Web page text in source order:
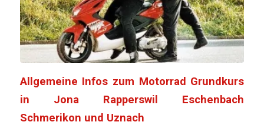
Allgemeine Infos zum Motorrad Grundkurs
in Jona Rapperswil Eschenbach
Schmerikon und Uznach